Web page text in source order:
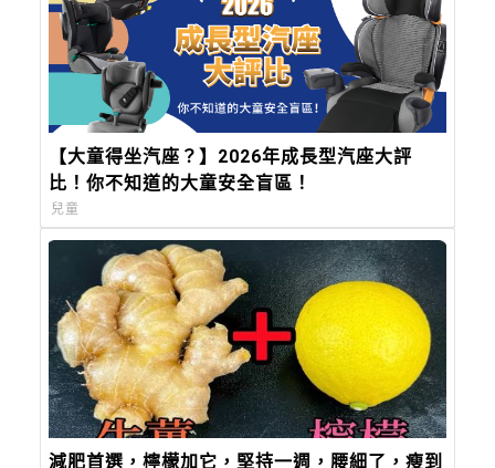
【大童得坐汽座？】2026年成長型汽座大評
比！你不知道的大童安全盲區！
兒童
減肥首選，檸檬加它，堅持一週，腰細了，瘦到